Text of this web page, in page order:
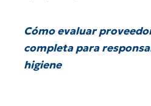
Cómo evaluar
completa para
higiene